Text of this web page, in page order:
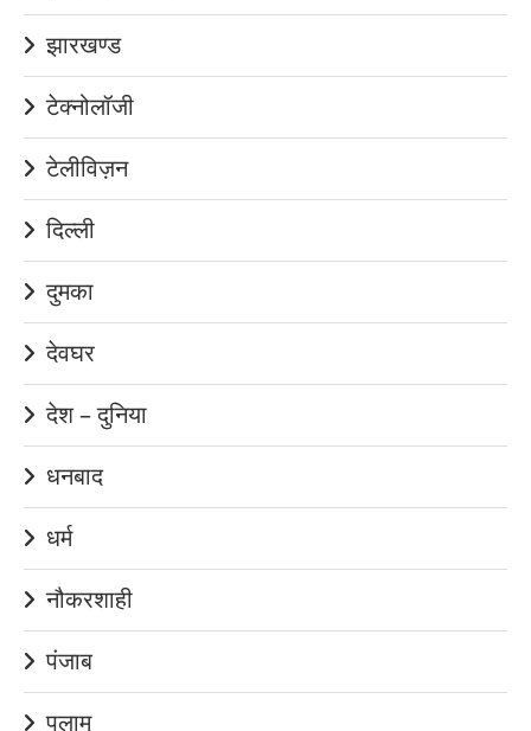
झारखण्ड
टेक्नोलॉजी
टेलीविज़न
दिल्ली
दुमका
देवघर
देश – दुनिया
धनबाद
धर्म
नौकरशाही
पंजाब
पलामू